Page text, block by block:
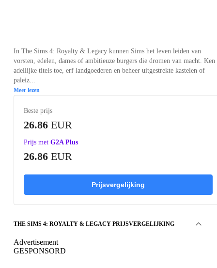
In The Sims 4: Royalty & Legacy kunnen Sims het leven leiden van
vorsten, edelen, dames of ambitieuze burgers die dromen van macht. Ken
adellijke titels toe, erf landgoederen en beheer uitgestrekte kastelen of
paleiz...
Meer lezen
Beste prijs
26.86 EUR
Prijs met G2A Plus
26.86 EUR
Prijsvergelijking
THE SIMS 4: ROYALTY & LEGACY PRIJSVERGELIJKING
Advertisement
GESPONSORD